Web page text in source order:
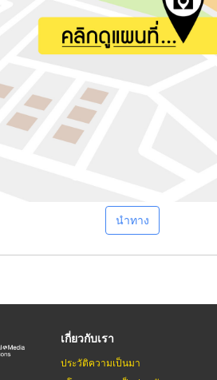
นำทาง
เกี่ยวกับเรา
ประวัติความเป็นมา